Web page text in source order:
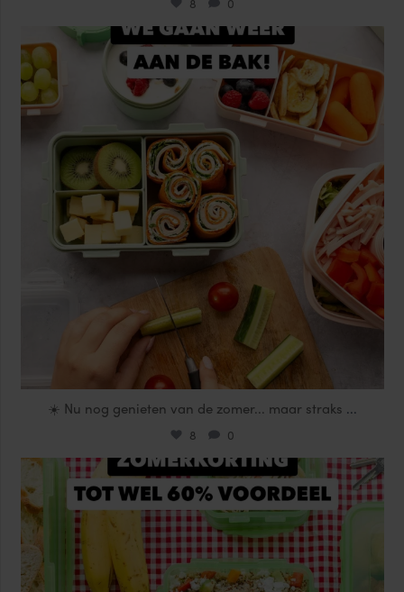
locklocknl
Aug 14
☀️ Nu nog genieten van de zomer... maar straks ...
8 0
locklocknl
Jul 25